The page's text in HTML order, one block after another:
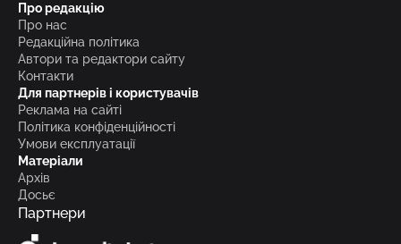
Про редакцію
Про нас
Редакційна політика
Автори та редактори сайту
Контакти
Для партнерів і користувачів
Реклама на сайті
Політика конфіденційності
Умови експлуатації
Матеріали
Архів
Досьє
Партнери